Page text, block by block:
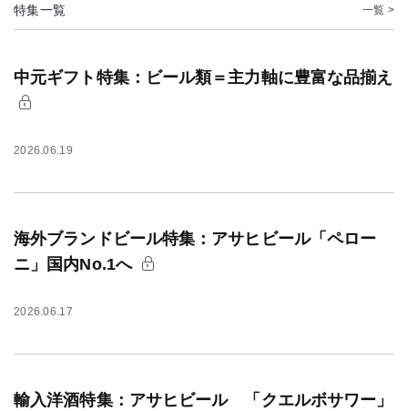
特集一覧 一覧 >
中元ギフト特集：ビール類＝主力軸に豊富な品揃え
2026.06.19
海外ブランドビール特集：アサヒビール「ペロー
ニ」国内No.1へ
2026.06.17
輸入洋酒特集：アサヒビール 「クエルボサワー」